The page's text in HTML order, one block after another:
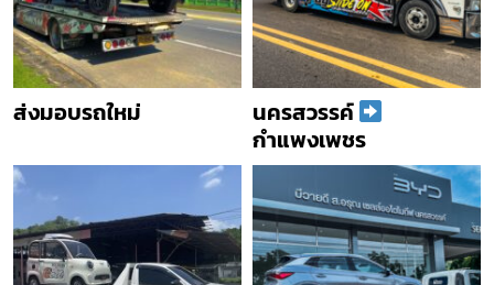
ส่งมอบรถใหม่
นครสวรรค์
กำแพงเพชร